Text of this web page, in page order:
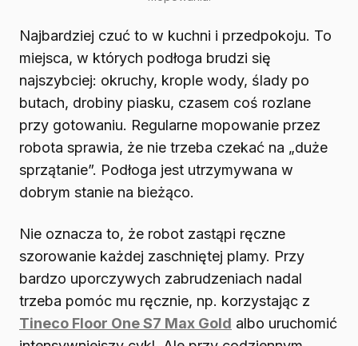
Najbardziej czuć to w kuchni i przedpokoju. To
miejsca, w których podłoga brudzi się
najszybciej: okruchy, krople wody, ślady po
butach, drobiny piasku, czasem coś rozlane
przy gotowaniu. Regularne mopowanie przez
robota sprawia, że nie trzeba czekać na „duże
sprzątanie”. Podłoga jest utrzymywana w
dobrym stanie na bieżąco.
Nie oznacza to, że robot zastąpi ręczne
szorowanie każdej zaschniętej plamy. Przy
bardzo uporczywych zabrudzeniach nadal
trzeba pomóc mu ręcznie, np. korzystając z
Tineco Floor One S7 Max Gold albo uruchomić